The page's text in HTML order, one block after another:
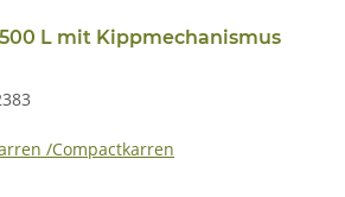
L mit Kippmechanismus
/Compactkarren